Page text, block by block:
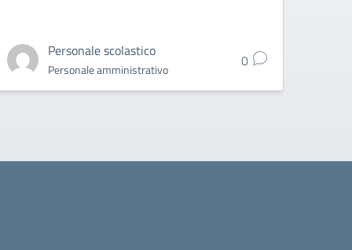
Personale scolastico
Personale amministrativo 0